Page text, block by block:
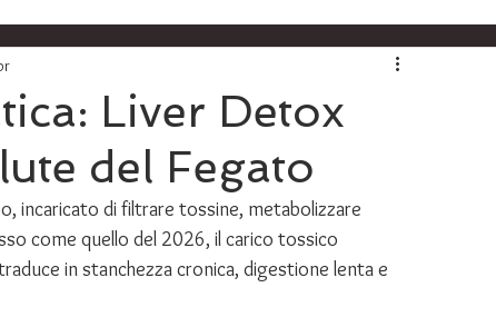
Liver Detox
del Fegato
incaricato di filtrare tossine, metabolizzare
come quello del 2026, il carico tossico
in stanchezza cronica, digestione lenta e